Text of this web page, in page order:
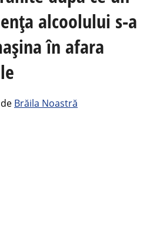
alcoolului s-a
în afara
Brăila Noastră